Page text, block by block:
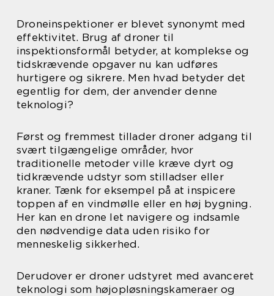
Droneinspektioner er blevet synonymt med
effektivitet. Brug af droner til
inspektionsformål betyder, at komplekse og
tidskrævende opgaver nu kan udføres
hurtigere og sikrere. Men hvad betyder det
egentlig for dem, der anvender denne
teknologi?
Først og fremmest tillader droner adgang til
svært tilgængelige områder, hvor
traditionelle metoder ville kræve dyrt og
tidkrævende udstyr som stilladser eller
kraner. Tænk for eksempel på at inspicere
toppen af en vindmølle eller en høj bygning.
Her kan en drone let navigere og indsamle
den nødvendige data uden risiko for
menneskelig sikkerhed.
Derudover er droner udstyret med avanceret
teknologi som højopløsningskameraer og